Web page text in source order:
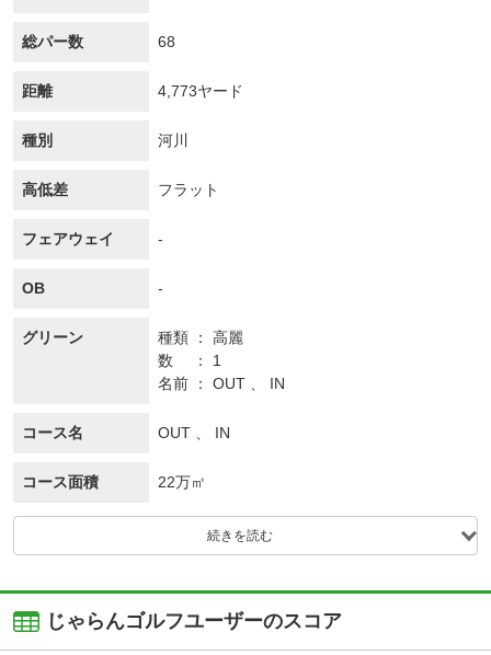
総パー数 68
距離 4,773ヤード
種別 河川
高低差 フラット
フェアウェイ -
OB -
グリーン 種類
高麗
数
1
名前
OUT 、 IN
コース名 OUT 、 IN
コース面積 22万㎡
続きを読む
じゃらんゴルフユーザーのスコア